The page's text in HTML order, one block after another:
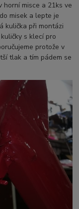
horní misce a 21ks ve
misek a lepte je
kulička při montázi
s klecí pro
protože v
tlak a tím pádem se